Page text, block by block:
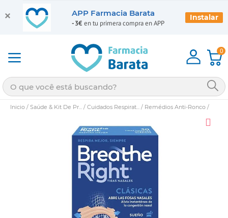
0
Inicio / Saúde & Kit De Pr... / Cuidados Respirat... / Remédios Anti-Ronco /
APP Farmacia Barata
-3€ en tu primera compra en APP
Instalar